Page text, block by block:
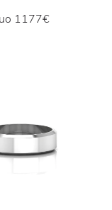
1177€